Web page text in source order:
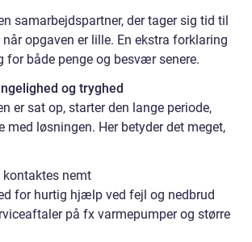
samarbejdspartner, der tager sig tid til
opgaven er lille. En ekstra forklaring
for både penge og besvær senere.
og tryghed
er sat op, starter den lange periode,
med løsningen. Her betyder det meget,
nemt
for hurtig hjælp ved fejl og nedbrud
på fx varmepumper og større